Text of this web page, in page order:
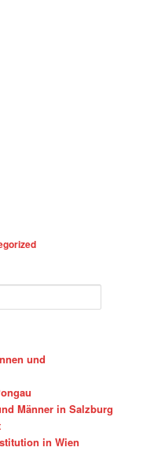
und
Männer in Salzburg
in Wien